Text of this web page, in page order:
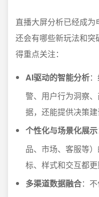
直播大屏分析已经成
还会有哪些新玩法和
得重点关注：
AI驱动的智能分析
警、用户行为洞察
据，还能提供决策建
个性化与场景化展示
品、市场、客服等
标、样式和交互都更
多渠道数据融合：